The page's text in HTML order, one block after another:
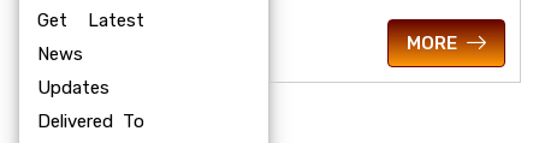
Get Latest
News
Updates
Delivered To
MORE